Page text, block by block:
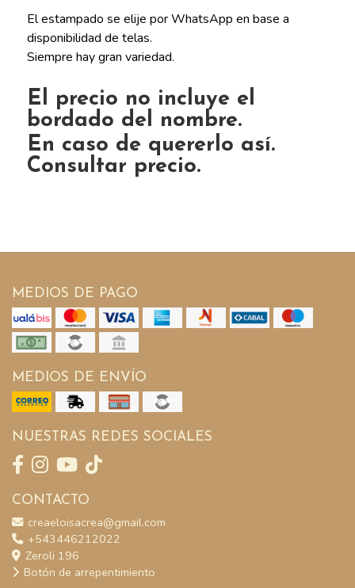
El estampado se elije por WhatsApp en base a
disponibilidad de telas.
Siempre hay gran variedad.
El precio no incluye el
bordado del nombre.
En caso de quererlo así.
Consultar precio.
MEDIOS DE PAGO
MEDIOS DE ENVÍO
NUESTRAS REDES SOCIALES
CONTACTO
creaeloisacrea@gmail.com
+543446212022
Zeroli 196
Botón de arrepentimiento